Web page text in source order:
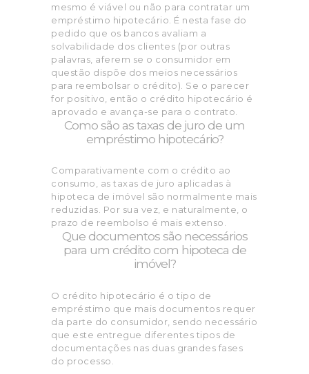
mesmo é viável ou não para contratar um
empréstimo hipotecário. É nesta fase do
pedido que os bancos avaliam a
solvabilidade dos clientes (por outras
palavras, aferem se o consumidor em
questão dispõe dos meios necessários
para reembolsar o crédito). Se o parecer
for positivo, então o crédito hipotecário é
aprovado e avança-se para o contrato.
Como são as taxas de juro de um
empréstimo hipotecário?
Comparativamente com o crédito ao
consumo, as taxas de juro aplicadas à
hipoteca de imóvel são normalmente mais
reduzidas. Por sua vez, e naturalmente, o
prazo de reembolso é mais extenso.
Que documentos são necessários
para um crédito com hipoteca de
imóvel?
O crédito hipotecário é o tipo de
empréstimo que mais documentos requer
da parte do consumidor, sendo necessário
que este entregue diferentes tipos de
documentações nas duas grandes fases
do processo.